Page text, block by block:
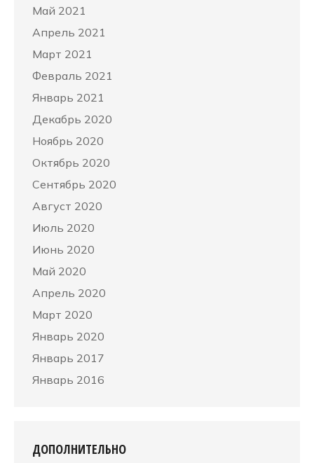
Май 2021
Апрель 2021
Март 2021
Февраль 2021
Январь 2021
Декабрь 2020
Ноябрь 2020
Октябрь 2020
Сентябрь 2020
Август 2020
Июль 2020
Июнь 2020
Май 2020
Апрель 2020
Март 2020
Январь 2020
Январь 2017
Январь 2016
ДОПОЛНИТЕЛЬНО